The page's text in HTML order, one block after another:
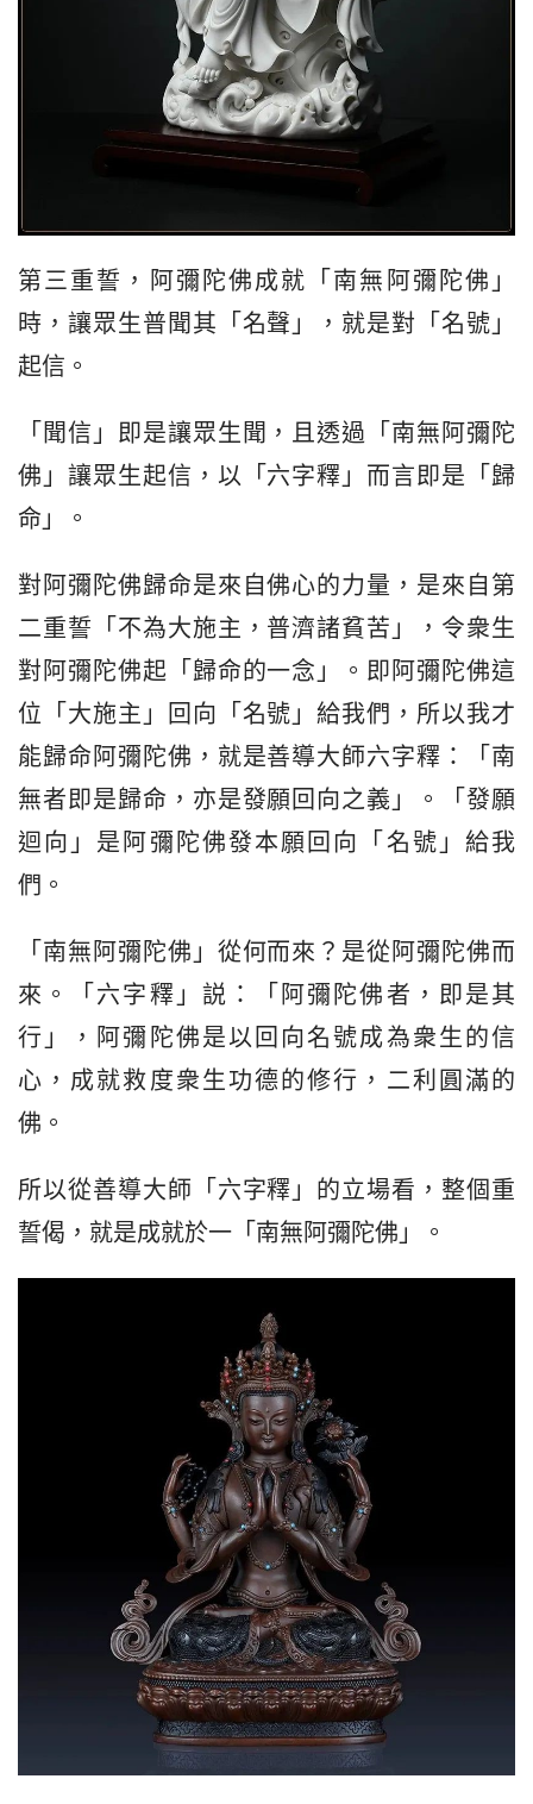
第三重誓，阿彌陀佛成就「南無阿彌陀佛」
時，讓眾生普聞其「名聲」，就是對「名號」
起信。
「聞信」即是讓眾生聞，且透過「南無阿彌陀
佛」讓眾生起信，以「六字釋」而言即是「歸
命」。
對阿彌陀佛歸命是來自佛心的力量，是來自第
二重誓「不為大施主，普濟諸貧苦」，令衆生
對阿彌陀佛起「歸命的一念」。即阿彌陀佛這
位「大施主」回向「名號」給我們，所以我才
能歸命阿彌陀佛，就是善導大師六字釋：「南
無者即是歸命，亦是發願回向之義」。「發願
迴向」是阿彌陀佛發本願回向「名號」給我
們。
「南無阿彌陀佛」從何而來？是從阿彌陀佛而
來。「六字釋」説：「阿彌陀佛者，即是其
行」，阿彌陀佛是以回向名號成為衆生的信
心，成就救度衆生功德的修行，二利圓滿的
佛。
所以從善導大師「六字釋」的立場看，整個重
誓偈，就是成就於一「南無阿彌陀佛」。